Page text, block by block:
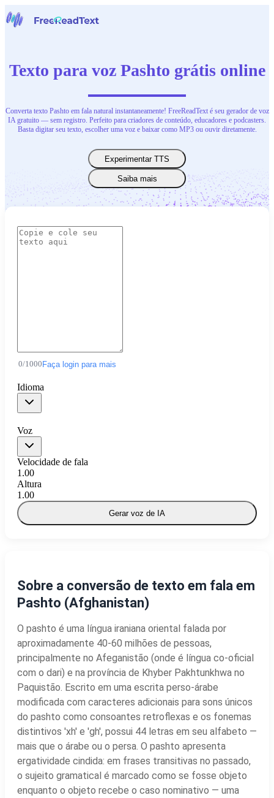
Ferramentas
Contate-Nos
Texto para voz Pashto grátis online
Converta texto Pashto em fala natural instantaneamente! FreeReadText é seu gerador de voz
IA gratuito — sem registro. Perfeito para criadores de conteúdo, educadores e podcasters.
Basta digitar seu texto, escolher uma voz e baixar como MP3 ou ouvir diretamente.
Experimentar TTS
Saiba mais
0/1000 Faça login para mais
Idioma
Voz
Velocidade de fala
1.00
Altura
1.00
Gerar voz de IA
Sobre a conversão de texto em fala em
Pashto (Afghanistan)
O pashto é uma língua iraniana oriental falada por
aproximadamente 40-60 milhões de pessoas,
principalmente no Afeganistão (onde é língua co-oficial
com o dari) e na província de Khyber Pakhtunkhwa no
Paquistão. Escrito em uma escrita perso-árabe
modificada com caracteres adicionais para sons únicos
do pashto como consoantes retroflexas e os fonemas
distintivos 'xh' e 'gh', possui 44 letras em seu alfabeto —
mais que o árabe ou o persa. O pashto apresenta
ergatividade cindida: em frases transitivas no passado,
o sujeito gramatical é marcado como se fosse objeto
enquanto o objeto recebe o caso nominativo — uma